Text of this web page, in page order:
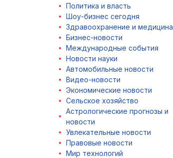
Политика и власть
Шоу-бизнес сегодня
Здравоохранение и медицина
Бизнес-новости
Международные события
Новости науки
Автомобильные новости
Видео-новости
Экономические новости
Сельское хозяйство
Астрологические прогнозы и
новости
Увлекательные новости
Правовые новости
Мир технологий